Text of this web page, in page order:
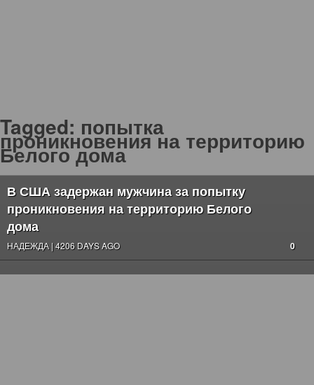
Tagged: попытка
проникновения на территорию
Белого дома
В США задержан мужчина за попытку
проникновения на территорию Белого
дома
0
НАДЕЖДА | 4206 DAYS AGO